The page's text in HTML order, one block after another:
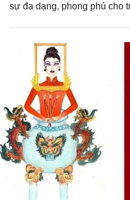
sự đa dạng, phong phú cho